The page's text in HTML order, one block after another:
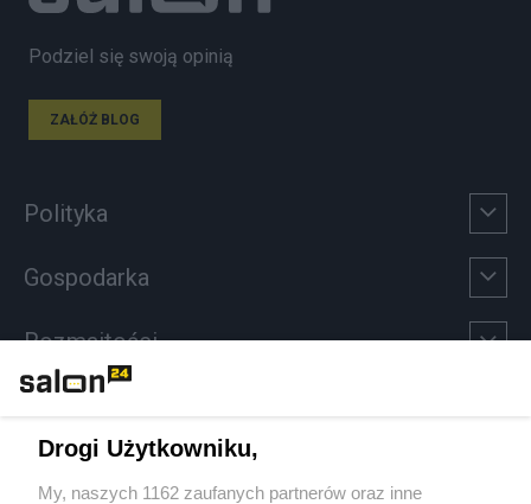
Podziel się swoją opinią
ZAŁÓŻ BLOG
Polityka
Gospodarka
Rozmaitości
Sport
Drogi Użytkowniku,
My, naszych 1162 zaufanych partnerów oraz inne